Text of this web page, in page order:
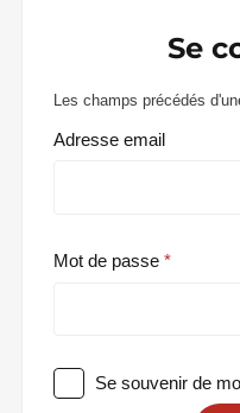
Se
Les champs précédés
Adresse email
Mot de passe
Se souvenir de